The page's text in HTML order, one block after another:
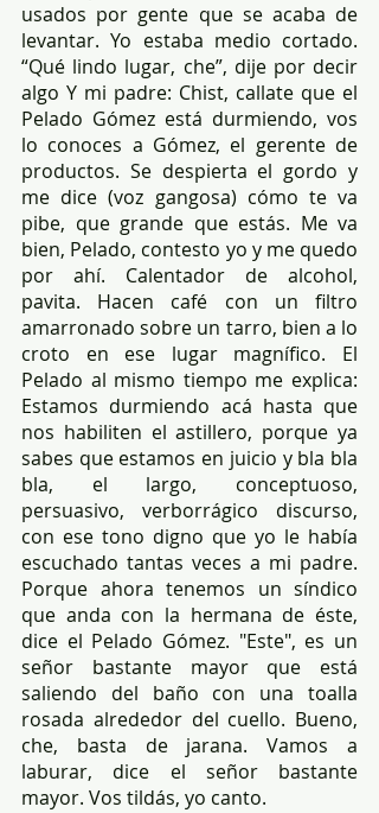
usados por gente que se acaba de
levantar. Yo estaba medio cortado.
“Qué lindo lugar, che”, dije por decir
algo Y mi padre: Chist, callate que el
Pelado Gómez está durmiendo, vos
lo conoces a Gómez, el gerente de
productos. Se despierta el gordo y
me dice (voz gangosa) cómo te va
pibe, que grande que estás. Me va
bien, Pelado, contesto yo y me quedo
por ahí. Calentador de alcohol,
pavita. Hacen café con un filtro
amarronado sobre un tarro, bien a lo
croto en ese lugar magnífico. El
Pelado al mismo tiempo me explica:
Estamos durmiendo acá hasta que
nos habiliten el astillero, porque ya
sabes que estamos en juicio y bla bla
bla, el largo, conceptuoso,
persuasivo, verborrágico discurso,
con ese tono digno que yo le había
escuchado tantas veces a mi padre.
Porque ahora tenemos un síndico
que anda con la hermana de éste,
dice el Pelado Gómez. "Este", es un
señor bastante mayor que está
saliendo del baño con una toalla
rosada alrededor del cuello. Bueno,
che, basta de jarana. Vamos a
laburar, dice el señor bastante
mayor. Vos tildás, yo canto.